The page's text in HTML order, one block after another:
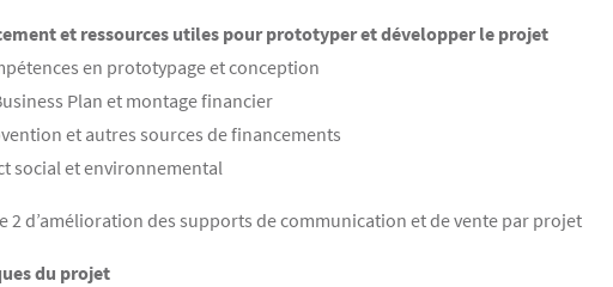
et ressources utiles pour prototyper et développer le projet
en prototypage et conception
Plan et montage financier
et autres sources de financements
social et environnemental
2 d’amélioration des supports de communication et de vente par projet
du projet